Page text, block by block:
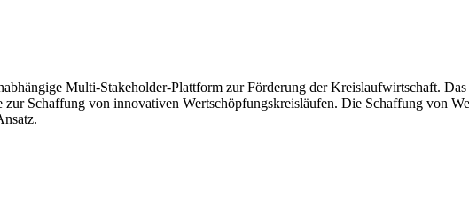
Multi-Stakeholder-Plattform zur Förderung der Kreislaufwirtschaft.
Schaffung von innovativen Wertschöpfungskreisläufen. Die Schaffung von